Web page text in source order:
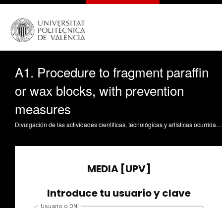
A1. Procedure to fragment paraffin
or wax blocks, with prevention
measures
Divulgación de las actividades científicas, tecnológicas y artísticas ocurridas en los tres campus de la UPV